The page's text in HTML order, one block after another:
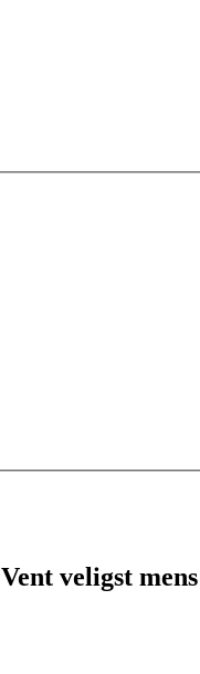
Vent veligst